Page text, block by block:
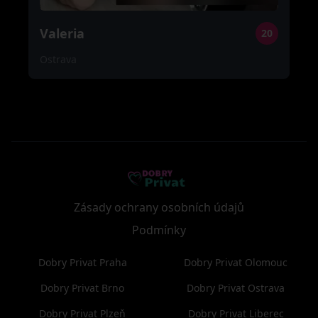
Valeria
20
Zásady ochrany osobních údajů
Podmínky
Dobry Privat Praha
Dobry Privat Olomouc
Dobry Privat Brno
Dobry Privat Ostrava
Dobry Privat Plzeň
Dobry Privat Liberec